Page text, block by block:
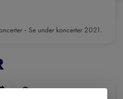
- Se under koncerter 2021.